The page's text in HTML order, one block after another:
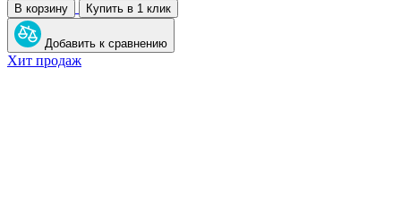
В корзину Купить в 1 клик
Добавить к сравнению
Хит продаж